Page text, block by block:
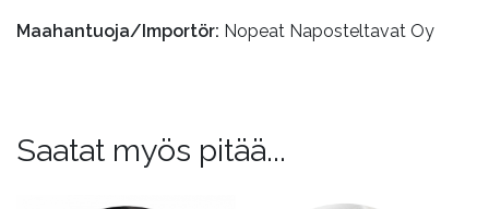
Maahantuoja/Importör: Nopeat Naposteltavat Oy
Saatat myös pitää...